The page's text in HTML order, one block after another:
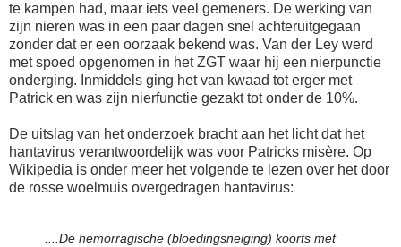
te kampen had, maar iets veel gemeners. De werking van
zijn nieren was in een paar dagen snel achteruitgegaan
zonder dat er een oorzaak bekend was. Van der Ley werd
met spoed opgenomen in het ZGT waar hij een nierpunctie
onderging. Inmiddels ging het van kwaad tot erger met
Patrick en was zijn nierfunctie gezakt tot onder de 10%.
De uitslag van het onderzoek bracht aan het licht dat het
hantavirus verantwoordelijk was voor Patricks misère. Op
Wikipedia is onder meer het volgende te lezen over het door
de rosse woelmuis overgedragen hantavirus:
....De hemorragische (bloedingsneiging) koorts met